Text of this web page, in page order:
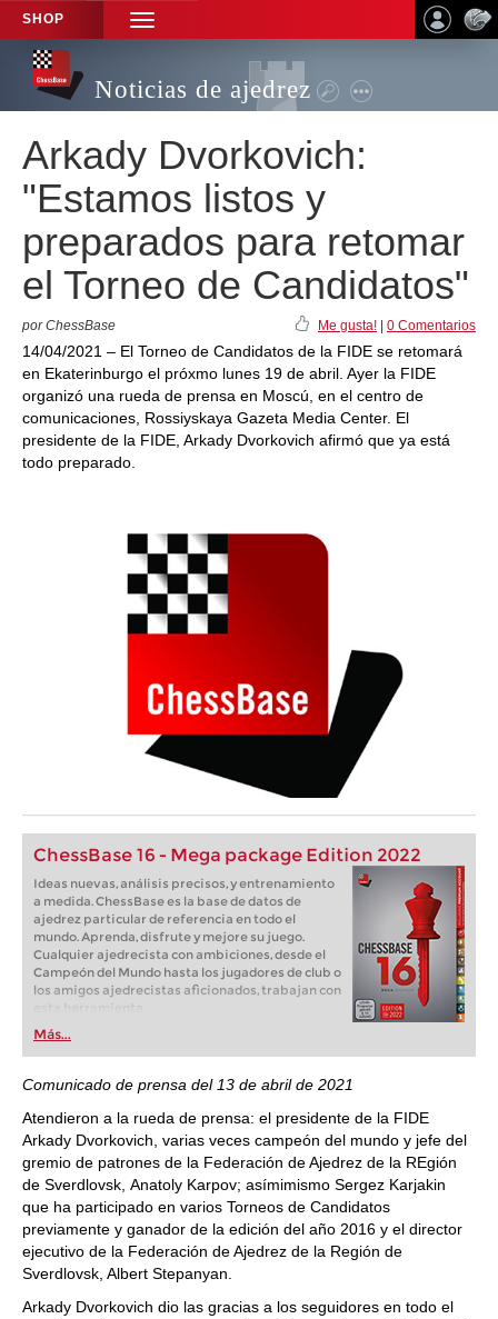
SHOP
TOGGLE
NAVIGATION
Noticias de ajedrez
Arkady Dvorkovich:
"Estamos listos y
preparados para retomar
el Torneo de Candidatos"
por ChessBase Me gusta! 0 Comentarios
14/04/2021 – El Torneo de Candidatos de la FIDE se retomará
en Ekaterinburgo el próxmo lunes 19 de abril. Ayer la FIDE
organizó una rueda de prensa en Moscú, en el centro de
comunicaciones, Rossiyskaya Gazeta Media Center. El
presidente de la FIDE, Arkady Dvorkovich afirmó que ya está
todo preparado.
ChessBase 16 - Mega package Edition 2022
Ideas nuevas, análisis precisos, y entrenamiento
a medida. ChessBase es la base de datos de
ajedrez particular de referencia en todo el
mundo. Aprenda, disfrute y mejore su juego.
Cualquier ajedrecista con ambiciones, desde el
Campeón del Mundo hasta los jugadores de club o
los amigos ajedrecistas aficionados, trabajan con
Más...
Comunicado de prensa del 13 de abril de 2021
Atendieron a la rueda de prensa: el presidente de la FIDE
Arkady Dvorkovich, varias veces campeón del mundo y jefe del
gremio de patrones de la Federación de Ajedrez de la REgión
de Sverdlovsk, Anatoly Karpov; asímimismo Sergez Karjakin
que ha participado en varios Torneos de Candidatos
previamente y ganador de la edición del año 2016 y el director
ejecutivo de la Federación de Ajedrez de la Región de
Sverdlovsk, Albert Stepanyan.
Arkady Dvorkovich dio las gracias a los seguidores en todo el